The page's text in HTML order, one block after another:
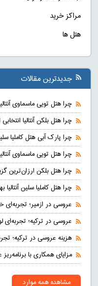
مراکز خرید
هتل ها
جدیدترین مقالات
چرا هتل تویی ماسماوی
چرا هتل بلکن آنتالیا
چرا پارک آبی هتل کاملیا
چرا هتل تویی ماسماوی
چرا هتل بلکن ارزان‌ترین
چرا هتل کاملیا سلین
عروسی در ازمیر؛
عروسی در ترکیه؛
هزینه عروسی در ترکیه؛
مزایای همکاری با برنامه‌ریز
مشاهده همه موارد